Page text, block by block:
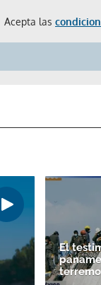
Acepta las
El